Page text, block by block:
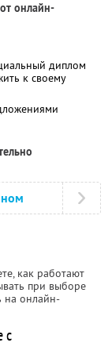
от онлайн-
диплом
к своему
как работают
при выборе
на онлайн-
с